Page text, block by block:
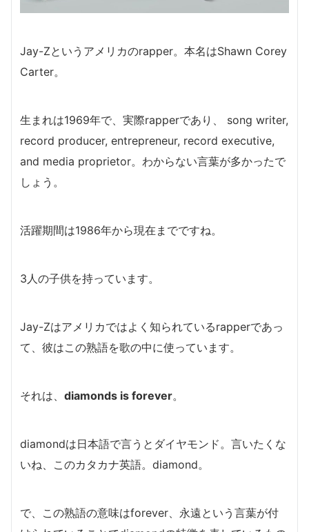
Jay-Zというアメリカのrapper。 本名はShawn Corey
Carter。
生まれは1969年で、実際rapperであり、 song writer,
record producer, entrepreneur, record executive,
and media proprietor。 わからない言葉が多かったで
しょう。
活躍期間は1986年から現在までですね。
3人の子供を持っています。
Jay-Zはアメリカではよく知られているrapperであっ
て、彼はこの熟語を歌の中に使っています。
それは、 diamonds is forever。
diamondは日本語で言うとダイヤモンド。言いたくな
いね、このカタカナ英語。diamond。
で、この熟語の意味はforever、永遠という言葉が付